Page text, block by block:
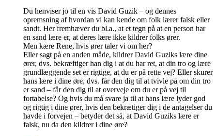
Du henviser jo til en vis David Guzik – og dennes
opremsning af hvordan vi kan kende om folk lærer falsk eller
sandt. Her fremhæver du bl.a., at et tegn på at en person har
en sand lære er, at deres lære ikke kildrer folks ører.
Men kære Rene, hvis ører taler vi om her?
Eller sagt på en anden måde, kildrer David Guziks lære dine
ører, dvs. bekræftiger han dig i at du har ret, at din tro og lære
grundlæggende set er rigtige, at du er på rette vej? Eller skurer
hans lære i dine øre, dvs. får den dig til at tvivle på om din tro
er sand – får den dig til at overveje om du er på vej til
fortabelse? Og hvis du må svare ja til at hans lære lyder god
og rigtig i dine ører, hvis den bekrætiger dig i de antagelser du
havde i forvejen – betyder det så, at David Guziks lære er
falsk, nu da den kildrer i dine øre?